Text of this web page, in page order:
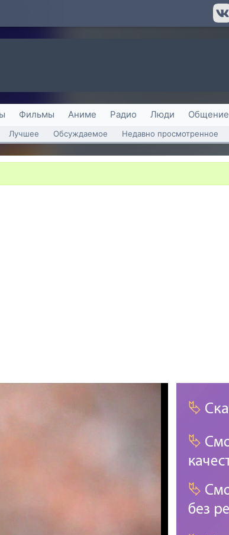
Фильмы Аниме Радио Люди Общение
Лучшее Обсуждаемое Недавно просмотренное